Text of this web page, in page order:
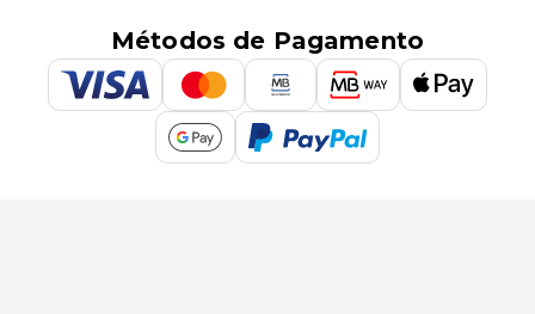
Métodos de Pagamento